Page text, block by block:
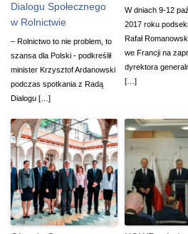
Dialogu Społecznego
w Rolnictwie
– Rolnictwo to nie problem, to
szansa dla Polski - podkreślił
minister Krzysztof Ardanowski
podczas spotkania z Radą
Dialogu […]
W dniach 9-12
2017 roku
Rafał
we Francji na
dyrektora
[…]